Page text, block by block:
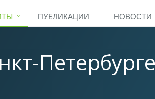
ПУБЛИКАЦИИ НОВОСТИ
Петербурге